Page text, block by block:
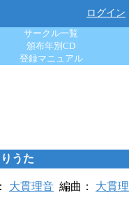
ログイン
サークル一覧
頒布年別CD
登録マニュアル
うた
大貫理音 編曲： 大貫理